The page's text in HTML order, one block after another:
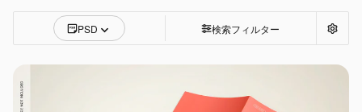
PSD 検索フィルター